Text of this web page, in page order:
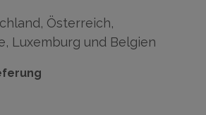
Österreich,
Luxemburg und Belgien